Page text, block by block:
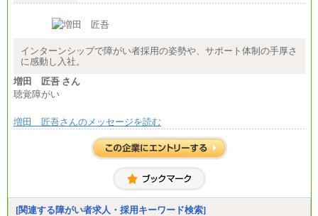
中途：
す。
インターンシップで障がい者採用の姿勢や、サポート体制の手厚さ
に感動し入社。
増田 匠吾 さん
聴覚障がい
増田 匠吾さんのメッセージを読む
[関連する障がい者求人・採用キーワード検索]